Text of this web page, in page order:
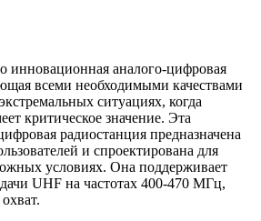
инновационная аналого-цифровая
всеми необходимыми качествами
ситуациях, когда
критическое значение. Эта
радиостанция предназначена
и спроектирована для
условиях. Она поддерживает
UHF на частотах 400-470 МГц,